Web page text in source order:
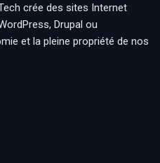
crée des sites Internet
Drupal ou
et la pleine propriété de nos